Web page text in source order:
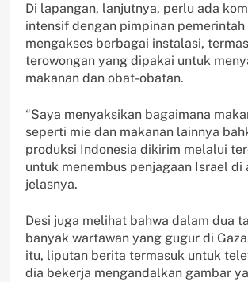
Di lapangan, lanjutnya, perlu ada
intensif dengan pimpinan pemerintah
mengakses berbagai instalasi,
terowongan yang dipakai untuk
makanan dan obat-obatan.
“Saya menyaksikan bagaimana
seperti mie dan makanan lainnya
produksi Indonesia dikirim melalui
untuk menembus penjagaan Israel di
jelasnya.
Desi juga melihat bahwa dalam dua
banyak wartawan yang gugur di
itu, liputan berita termasuk untuk
dia bekerja mengandalkan gambar